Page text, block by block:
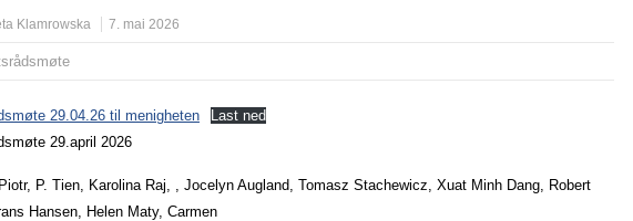
Klamrowska 7. mai 2026
29.04.26 til menigheten
Last ned
29.april 2026
P. Tien, Karolina Raj, , Jocelyn Augland, Tomasz Stachewicz, Xuat Minh Dang, Robert
Hansen, Helen Maty, Carmen